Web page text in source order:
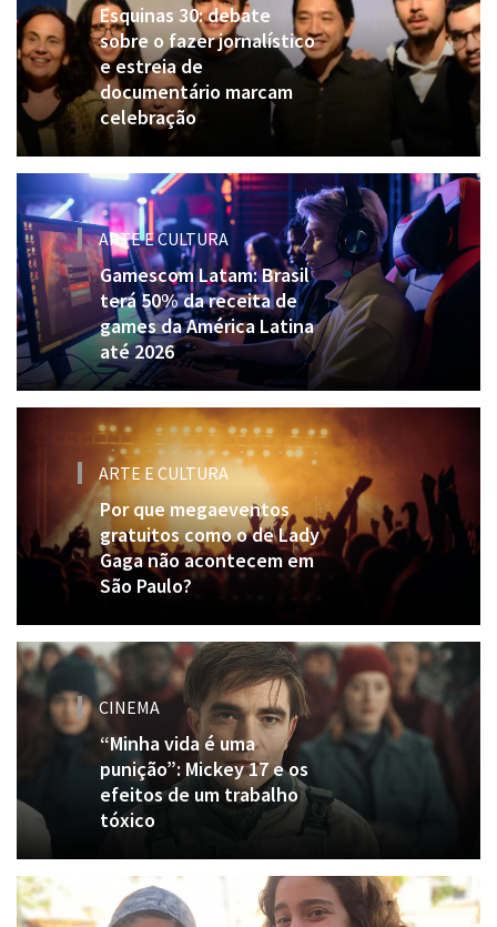
Esquinas 30: debate
sobre o fazer jornalístico
e estreia de
documentário marcam
celebração
ARTE E CULTURA
Gamescom Latam: Brasil
terá 50% da receita de
games da América Latina
até 2026
ARTE E CULTURA
Por que megaeventos
gratuitos como o de Lady
Gaga não acontecem em
São Paulo?
CINEMA
“Minha vida é uma
punição”: Mickey 17 e os
efeitos de um trabalho
tóxico